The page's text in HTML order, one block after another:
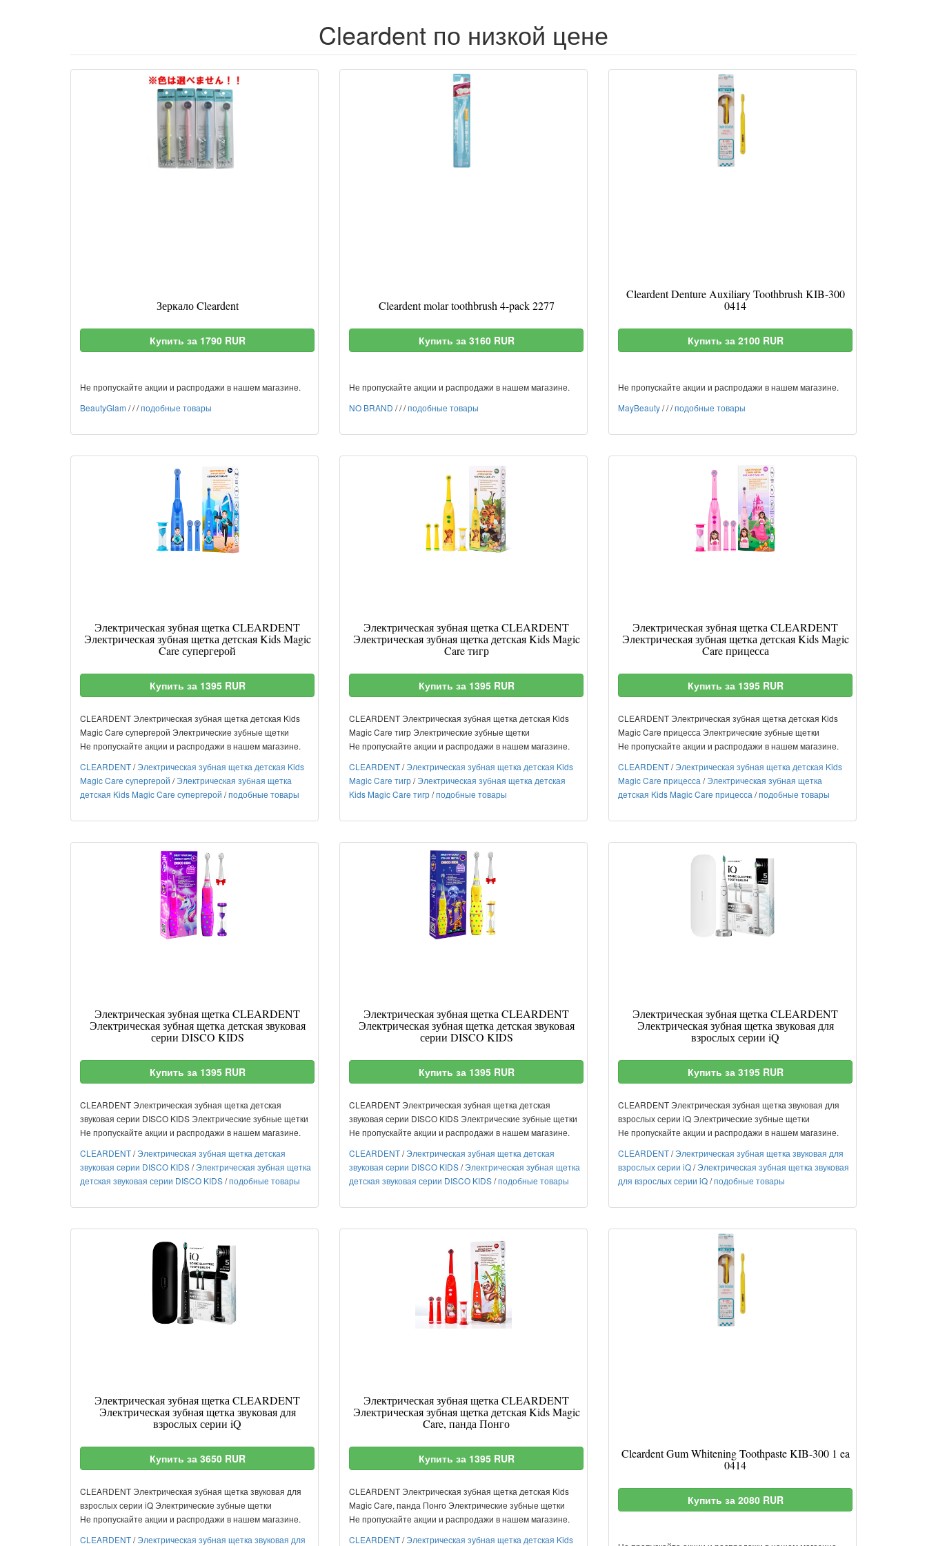
Cleardent по низкой цене
Зеркало Cleardent
Купить за 1790 RUR
Не пропускайте акции и распродажи в нашем магазине.
BeautyGlam ///подобные товары
Cleardent molar toothbrush 4-pack 2277
Купить за 3160 RUR
Не пропускайте акции и распродажи в нашем магазине.
NO BRAND ///подобные товары
Cleardent Denture Auxiliary Toothbrush KIB-300
0414
Купить за 2100 RUR
Не пропускайте акции и распродажи в нашем магазине.
MayBeauty///подобные товары
Электрическая зубная щетка CLEARDENT
Электрическая зубная щетка детская Kids Magic
Care супергерой
Купить за 1395 RUR
CLEARDENT Электрическая зубная щетка детская Kids
Magic Care супергерой Электрические зубные щетки
Не пропускайте акции и распродажи в нашем магазине.
CLEARDENT/Электрическая зубная щетка детская Kids
Magic Care супергерой /Электрическая зубная щетка
детская Kids Magic Care супергерой /подобные товары
Электрическая зубная щетка CLEARDENT
Электрическая зубная щетка детская Kids Magic
Care тигр
Купить за 1395 RUR
CLEARDENT Электрическая зубная щетка детская Kids
Magic Care тигр Электрические зубные щетки
Не пропускайте акции и распродажи в нашем магазине.
CLEARDENT/Электрическая зубная щетка детская Kids
Magic Care тигр/Электрическая зубная щетка детская
Kids Magic Care тигр/подобные товары
Электрическая зубная щетка CLEARDENT
Электрическая зубная щетка детская Kids Magic
Care прицесса
Купить за 1395 RUR
CLEARDENT Электрическая зубная щетка детская Kids
Magic Care прицесса Электрические зубные щетки
Не пропускайте акции и распродажи в нашем магазине.
CLEARDENT/Электрическая зубная щетка детская Kids
Magic Care прицесса /Электрическая зубная щетка
детская Kids Magic Care прицесса /подобные товары
Электрическая зубная щетка CLEARDENT
Электрическая зубная щетка детская звуковая
серии DISCO KIDS
Купить за 1395 RUR
CLEARDENT Электрическая зубная щетка детская
звуковая серии DISCO KIDS Электрические зубные щетки
Не пропускайте акции и распродажи в нашем магазине.
CLEARDENT/Электрическая зубная щетка детская
звуковая серии DISCO KIDS/Электрическая зубная щетка
детская звуковая серии DISCO KIDS/подобные товары
Электрическая зубная щетка CLEARDENT
Электрическая зубная щетка детская звуковая
серии DISCO KIDS
Купить за 1395 RUR
CLEARDENT Электрическая зубная щетка детская
звуковая серии DISCO KIDS Электрические зубные щетки
Не пропускайте акции и распродажи в нашем магазине.
CLEARDENT/Электрическая зубная щетка детская
звуковая серии DISCO KIDS/Электрическая зубная щетка
детская звуковая серии DISCO KIDS/подобные товары
Электрическая зубная щетка CLEARDENT
Электрическая зубная щетка звуковая для
взрослых серии iQ
Купить за 3195 RUR
CLEARDENT Электрическая зубная щетка звуковая для
взрослых серии iQ Электрические зубные щетки
Не пропускайте акции и распродажи в нашем магазине.
CLEARDENT/Электрическая зубная щетка звуковая для
взрослых серии iQ/Электрическая зубная щетка звуковая
для взрослых серии iQ/подобные товары
Электрическая зубная щетка CLEARDENT
Электрическая зубная щетка звуковая для
взрослых серии iQ
Купить за 3650 RUR
CLEARDENT Электрическая зубная щетка звуковая для
взрослых серии iQ Электрические зубные щетки
Не пропускайте акции и распродажи в нашем магазине.
CLEARDENT/Электрическая зубная щетка звуковая для
Электрическая зубная щетка CLEARDENT
Электрическая зубная щетка детская Kids Magic
Care, панда Понго
Купить за 1395 RUR
CLEARDENT Электрическая зубная щетка детская Kids
Magic Care, панда Понго Электрические зубные щетки
Не пропускайте акции и распродажи в нашем магазине.
CLEARDENT/Электрическая зубная щетка детская Kids
Cleardent Gum Whitening Toothpaste KIB-300 1 ea
0414
Купить за 2080 RUR